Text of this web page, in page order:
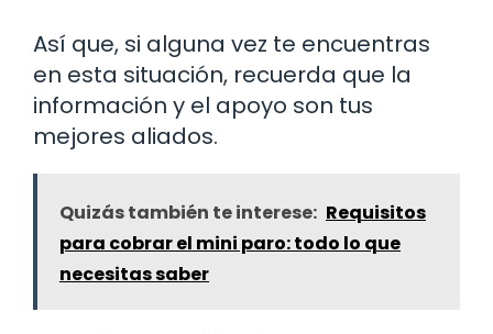
Así que, si alguna vez te encuentras
en esta situación, recuerda que la
información y el apoyo son tus
mejores aliados.
Quizás también te interese: Requisitos
para cobrar el mini paro: todo lo que
necesitas saber